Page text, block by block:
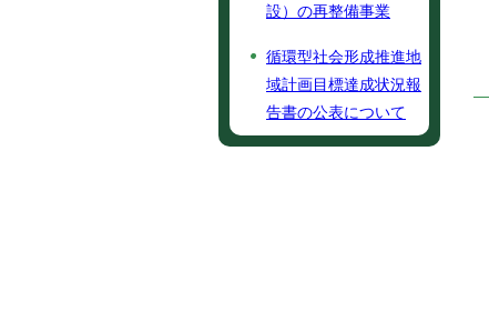
設）の再整備事業
循環型社会形成推進地
域計画目標達成状況報
告書の公表について